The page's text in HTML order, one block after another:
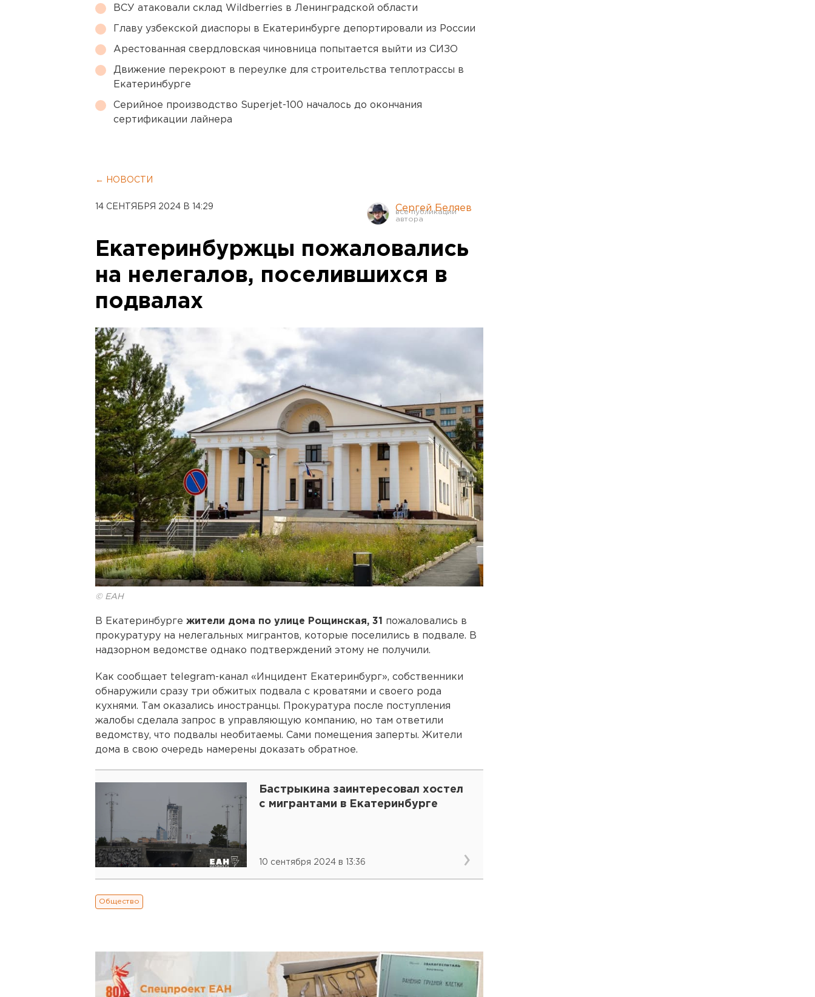
ВСУ атаковали склад Wildberries в Ленинградской области
Главу узбекской диаспоры в Екатеринбурге депортировали из России
Арестованная свердловская чиновница попытается выйти из СИЗО
Движение перекроют в переулке для строительства теплотрассы в
Екатеринбурге
Серийное производство Superjet-100 началось до окончания
сертификации лайнера
← НОВОСТИ
14 СЕНТЯБРЯ 2024 В 14:29 Сергей Беляев
Екатеринбуржцы пожаловались
на нелегалов, поселившихся в
подвалах
© ЕАН
В Екатеринбурге жители дома по улице Рощинская, 31
пожаловались в
прокуратуру на нелегальных мигрантов, которые поселились в подвале. В
надзорном ведомстве однако подтверждений этому не получили.
Как сообщает telegram-канал «Инцидент Екатеринбург», собственники
обнаружили сразу три обжитых подвала с кроватями и своего рода
кухнями. Там оказались иностранцы. Прокуратура после поступления
жалобы сделала запрос в управляющую компанию, но там ответили
ведомству, что подвалы необитаемы. Сами помещения заперты. Жители
дома в свою очередь намерены доказать обратное.
Бастрыкина заинтересовал хостел
с мигрантами в Екатеринбурге
10 сентября 2024 в 13:36
Общество